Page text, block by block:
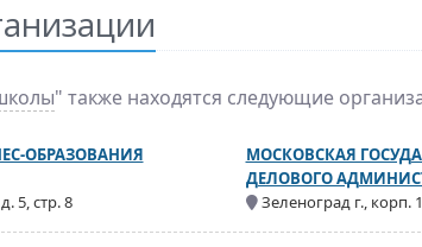
" также находятся следующие
ОБРАЗОВАНИЯ
5, стр. 8
МОСКОВСКАЯ
ДЕЛОВОГО
Зеленоград г., корп.